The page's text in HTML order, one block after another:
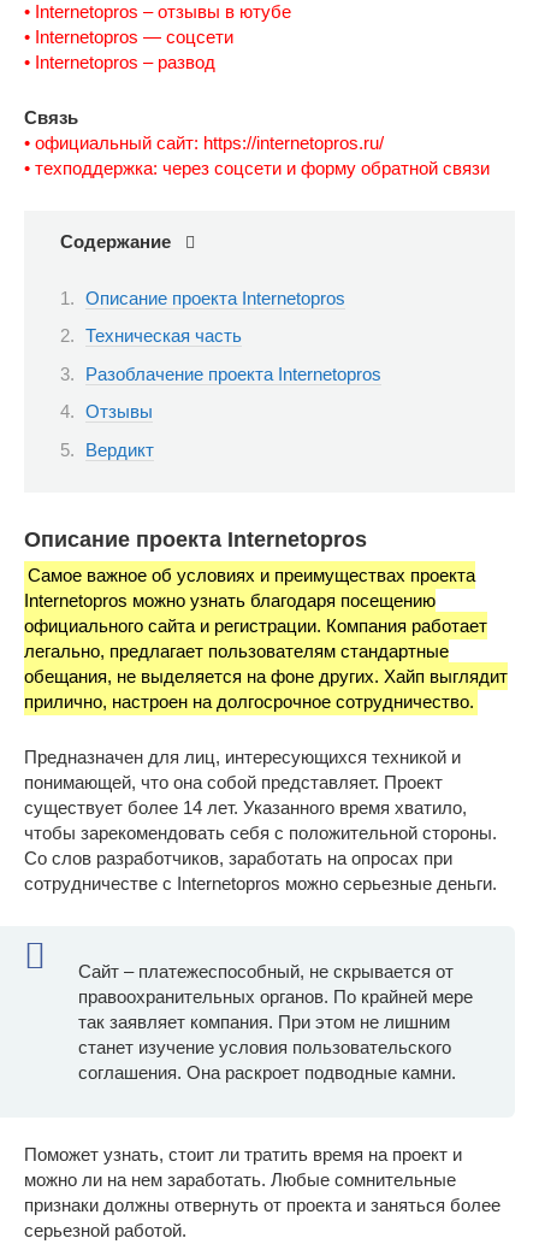
• Internetopros – отзывы в ютубе
• Internetopros — соцсети
• Internetopros – развод
Связь
• официальный сайт: https://internetopros.ru/
• техподдержка: через соцсети и форму обратной связи
Содержание
Описание проекта Internetopros
Техническая часть
Разоблачение проекта Internetopros
Отзывы
Вердикт
Описание проекта Internetopros
Самое важное об условиях и преимуществах проекта
Internetopros можно узнать благодаря посещению
официального сайта и регистрации. Компания работает
легально, предлагает пользователям стандартные
обещания, не выделяется на фоне других. Хайп выглядит
прилично, настроен на долгосрочное сотрудничество.
Предназначен для лиц, интересующихся техникой и
понимающей, что она собой представляет. Проект
существует более 14 лет. Указанного время хватило,
чтобы зарекомендовать себя с положительной стороны.
Со слов разработчиков, заработать на опросах при
сотрудничестве с Internetopros можно серьезные деньги.
Сайт – платежеспособный, не скрывается от
правоохранительных органов. По крайней мере
так заявляет компания. При этом не лишним
станет изучение условия пользовательского
соглашения. Она раскроет подводные камни.
Поможет узнать, стоит ли тратить время на проект и
можно ли на нем заработать. Любые сомнительные
признаки должны отвернуть от проекта и заняться более
серьезной работой.